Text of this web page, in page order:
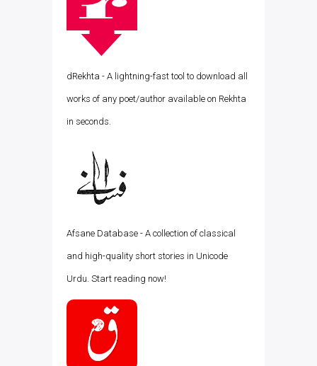
dRekhta - A lightning-fast tool to download all
works of any poet/author available on Rekhta
in seconds.
Afsane Database - A collection of classical
and high-quality short stories in Unicode
Urdu. Start reading now!